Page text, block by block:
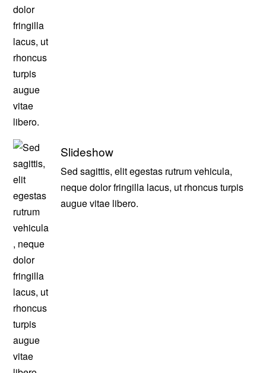
Slideshow
Sed sagittis, elit egestas rutrum vehicula,
neque dolor fringilla lacus, ut rhoncus turpis
augue vitae libero.